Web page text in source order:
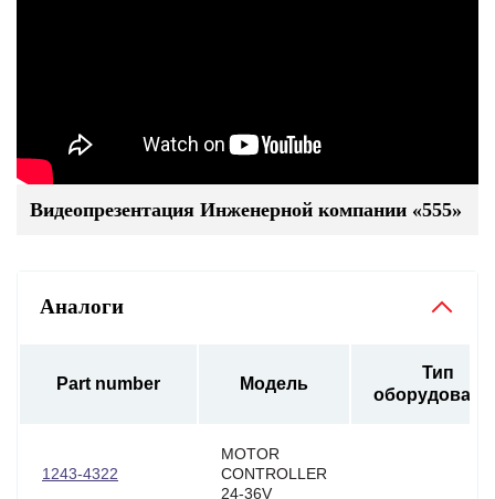
Видеопрезентация Инженерной компании «555»
Аналоги
Part number Модель
Тип
1243-4322
MOTOR
CONTROLLER
24-36V